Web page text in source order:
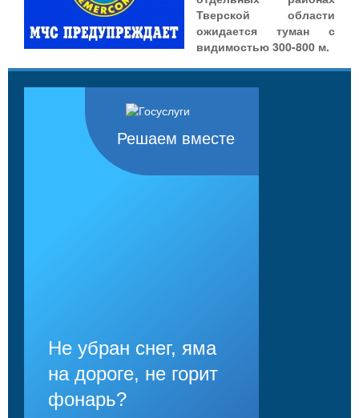
Тверской области
ожидается туман с
видимостью 300-800 м.
Решаем вместе
Не убран снег, яма
на дороге, не горит
фонарь?